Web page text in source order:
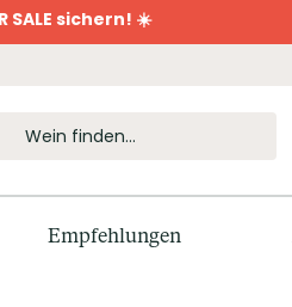
SALE sichern! ☀️
Empfehlungen